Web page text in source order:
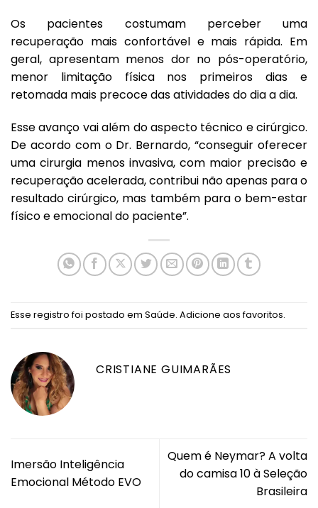
Os pacientes costumam perceber uma
recuperação mais confortável e mais rápida. Em
geral, apresentam menos dor no pós-operatório,
menor limitação física nos primeiros dias e
retomada mais precoce das atividades do dia a dia.
Esse avanço vai além do aspecto técnico e cirúrgico.
De acordo com o Dr. Bernardo, “conseguir oferecer
uma cirurgia menos invasiva, com maior precisão e
recuperação acelerada, contribui não apenas para o
resultado cirúrgico, mas também para o bem-estar
físico e emocional do paciente”.
Esse registro foi postado em Saúde. Adicione aos favoritos.
CRISTIANE GUIMARÃES
Imersão Inteligência
Emocional Método EVO
Quem é Neymar? A volta
do camisa 10 à Seleção
Brasileira